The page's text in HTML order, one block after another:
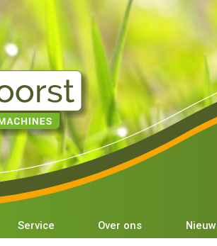
Service Over ons